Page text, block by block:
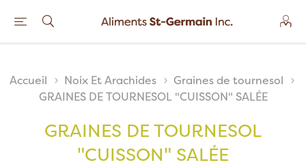
Accueil Noix Et Arachides
Graines de tournesol
GRAINES DE TOURNESOL "CUISSON" SALÉE
GRAINES DE TOURNESOL
"CUISSON" SALÉE